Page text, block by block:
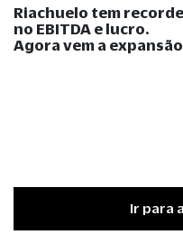
Riachuelo tem recorde
no EBITDA e lucro.
Agora vem a expansão
Ir para